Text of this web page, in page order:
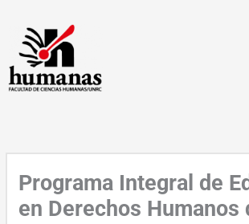
contenido
Programa Integral de
en Derechos Humanos